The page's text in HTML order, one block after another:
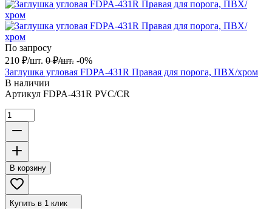
По запросу
210 ₽/шт. 0 ₽/шт. -0%
Заглушка угловая FDPA-431R Правая для порога, ПВХ/хром
В наличии
Артикул FDPA-431R PVC/CR
В корзину
Купить в 1 клик